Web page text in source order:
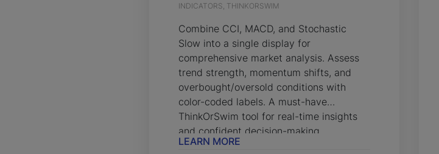
INDICATORS, THINKORSWIM
Combine CCI, MACD, and Stochastic
Slow into a single display for
comprehensive market analysis. Assess
trend strength, momentum shifts, and
overbought/oversold conditions with
color-coded labels. A must-have
ThinkOrSwim tool for real-time insights
and confident decision-making.
LEARN MORE